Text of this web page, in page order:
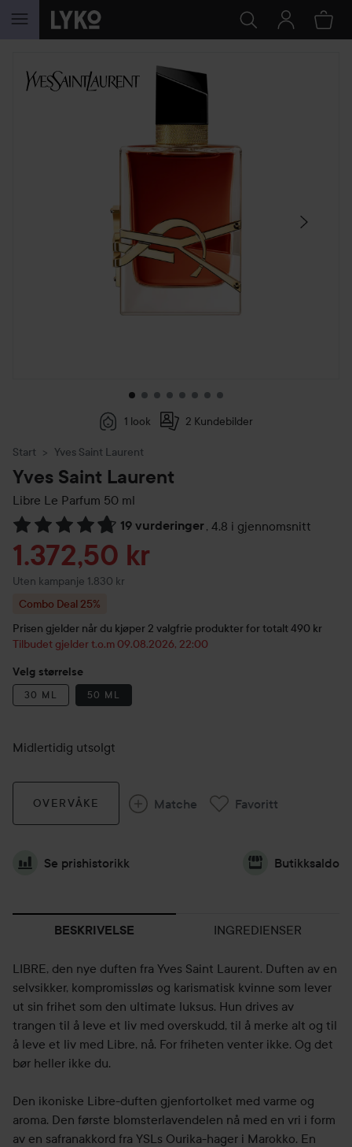
GÅ TIL INNHOLD
HOPP OVER SEKSJON
1 look 2 Kundebilder
Start Yves Saint Laurent
Yves Saint Laurent
Libre Le Parfum 50 ml
19 vurderinger, 4.8 i gjennomsnitt
Gå til Vurderinger & anmeldelser
Tilbudspris
1.372,50 kr
Uten kampanje 1.830 kr
Combo Deal 25%
Prisen gjelder når du kjøper 2 valgfrie produkter for totalt 490 kr
Tilbudet gjelder t.o.m 09.08.2026, 22:00
Velg størrelse
30 ML 50 ML
Midlertidig utsolgt
OVERVÅKE Matche Favoritt
Se prishistorikk Butikksaldo
BESKRIVELSE INGREDIENSER
LIBRE, den nye duften fra Yves Saint Laurent. Duften av en
selvsikker, kompromissløs og karismatisk kvinne som lever
ut sin frihet som den ultimate luksus. Hun drives av
trangen til å leve et liv med overskudd, til å merke alt og til
å leve et liv med Libre, nå. For friheten venter ikke. Og det
bør heller ikke du.
Den ikoniske Libre-duften gjenfortolket med varme og
aroma. Den første blomsterlavendelen nå med en vri i form
av en safranakkord fra YSLs Ourika-hager i Marokko. En